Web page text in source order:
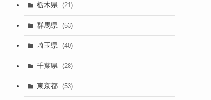
栃木県 (21)
群馬県 (53)
埼玉県 (40)
千葉県 (28)
東京都 (53)